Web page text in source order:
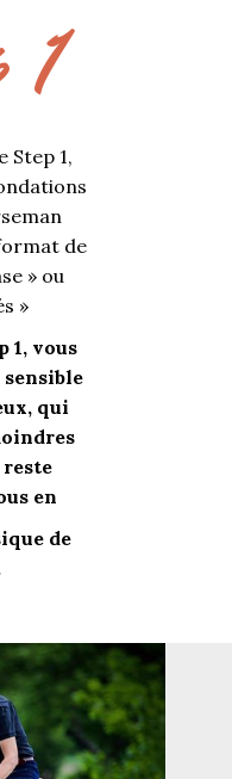
1
Step 1,
de
» ou
»
1, vous
qui
reste
en
de